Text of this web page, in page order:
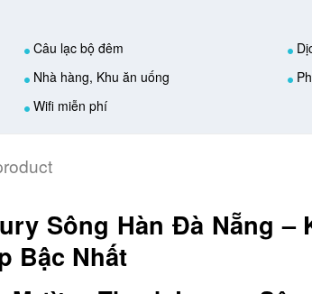
Câu lạc bộ đêm
Nhà hàng, Khu ăn uống
Wifi miễn phí
Sông Hàn Đà Nẵng –
Bậc Nhất